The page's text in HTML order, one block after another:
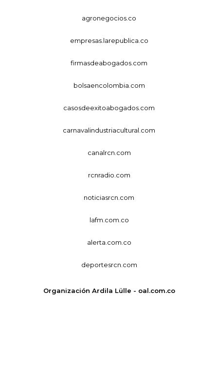
agronegocios.co
empresas.larepublica.co
firmasdeabogados.com
bolsaencolombia.com
casosdeexitoabogados.com
carnavalindustriacultural.com
canalrcn.com
rcnradio.com
noticiasrcn.com
lafm.com.co
alerta.com.co
deportesrcn.com
Organización Ardila Lülle - oal.com.co